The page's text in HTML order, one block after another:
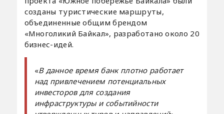
созданы туристические маршруты,
объединенные общим брендом
«Многоликий Байкал», разработано около 20
бизнес-идей.
«В данное время банк плотно работает
над привлечением потенциальных
инвесторов для создания
инфраструктуры и событийности